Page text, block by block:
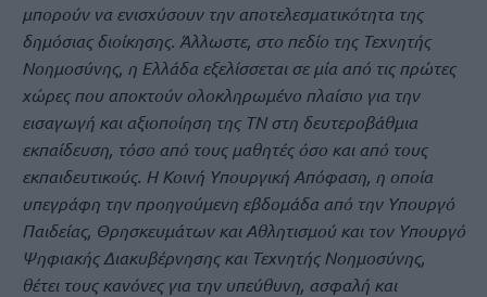
μπορούν να ενισχύσουν την αποτελεσματικότητα της
δημόσιας διοίκησης. Άλλωστε, στο πεδίο της Τεχνητής
Νοημοσύνης, η Ελλάδα εξελίσσεται σε μία από τις πρώτες
χώρες που αποκτούν ολοκληρωμένο πλαίσιο για την
εισαγωγή και αξιοποίηση της ΤΝ στη δευτεροβάθμια
εκπαίδευση, τόσο από τους μαθητές όσο και από τους
εκπαιδευτικούς. Η Κοινή Υπουργική Απόφαση, η οποία
υπεγράφη την προηγούμενη εβδομάδα από την Υπουργό
Παιδείας, Θρησκευμάτων και Αθλητισμού και τον Υπουργό
Ψηφιακής Διακυβέρνησης και Τεχνητής Νοημοσύνης,
θέτει τους κανόνες για την υπεύθυνη, ασφαλή και